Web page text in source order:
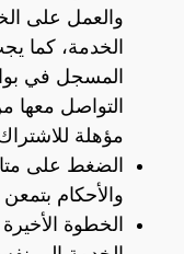
والعمل على
الخدمة، كما
المسجل في
التواصل معها
مؤهلة
الضغط على
والأحكام بتمعن
الخطوة